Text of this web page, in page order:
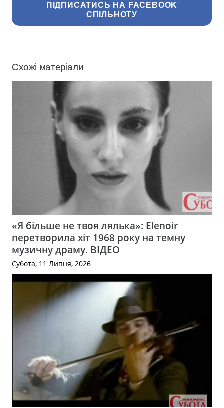
ПІДПИСАТИСЬ НА FACEBOOK
СПІЛЬНОТУ
Схожі матеріали
«Я більше не твоя лялька»: Elenoir
перетворила хіт 1968 року на темну
музичну драму. ВІДЕО
Субота, 11 Липня, 2026